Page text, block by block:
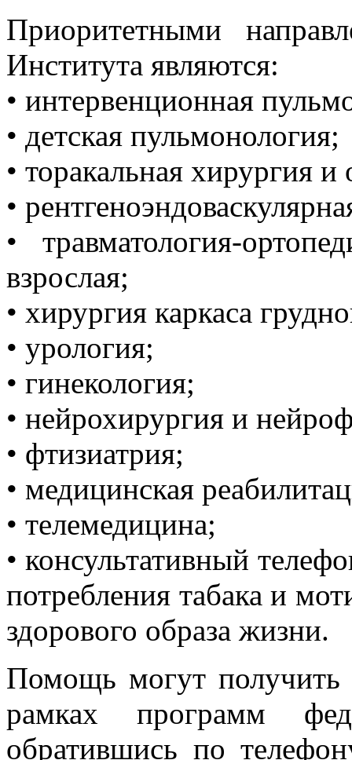
Приоритетными
Института являются:
• интервенционная
• детская пульмонология;
• торакальная хирургия и
•
• травматология-
взрослая;
• хирургия каркаса
• урология;
• гинекология;
• нейрохирургия и
• фтизиатрия;
• медицинская
• телемедицина;
• консультативный
потребления табака и
здорового образа жизни.
Помощь могут
рамках программ
обратившись по